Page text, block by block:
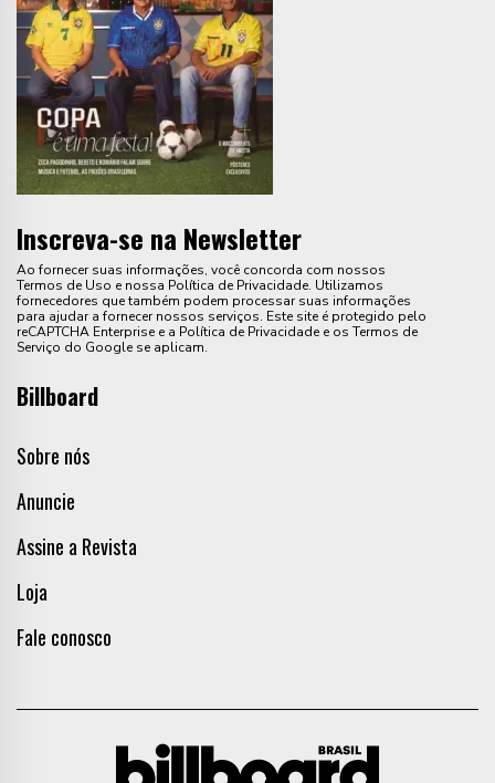
Inscreva-se na Newsletter
Ao fornecer suas informações, você concorda com nossos
Termos de Uso e nossa Política de Privacidade. Utilizamos
fornecedores que também podem processar suas informações
para ajudar a fornecer nossos serviços. Este site é protegido pelo
reCAPTCHA Enterprise e a Política de Privacidade e os Termos de
Serviço do Google se aplicam.
Billboard
Sobre nós
Anuncie
Assine a Revista
Loja
Fale conosco